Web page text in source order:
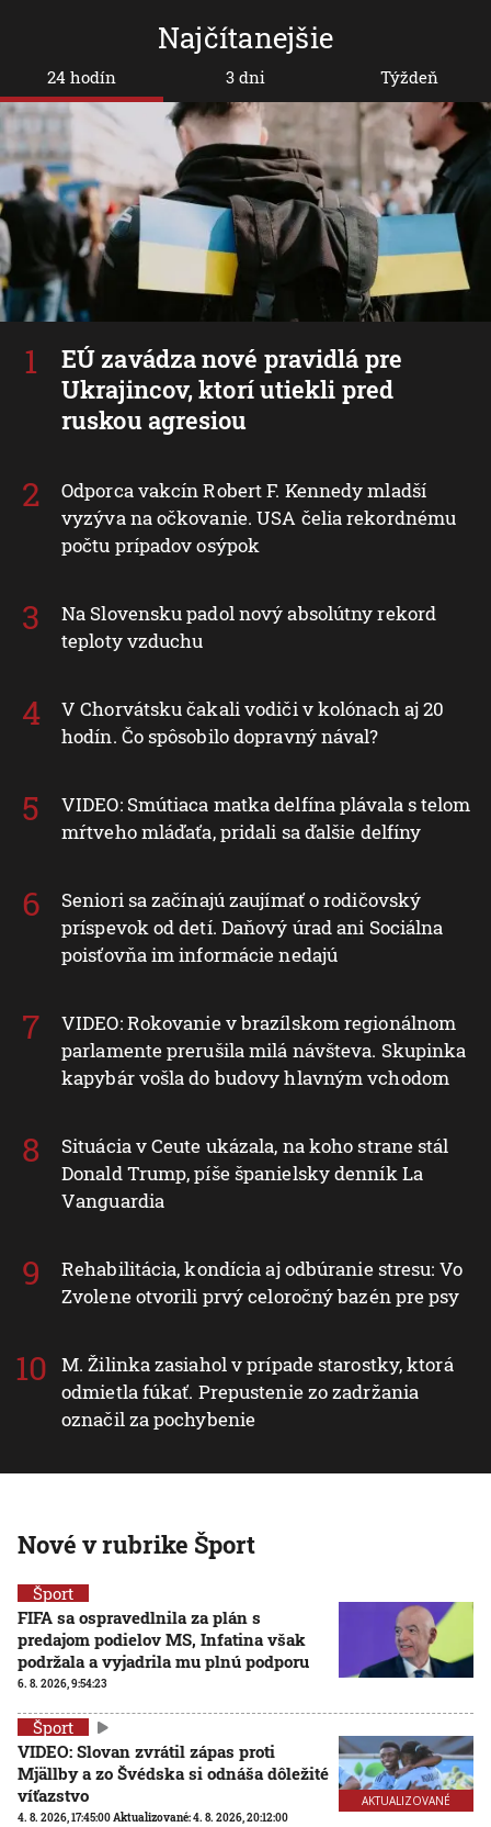
Najčítanejšie
24 hodín
EÚ zavádza nové pravidlá pre
Ukrajincov, ktorí utiekli pred
ruskou agresiou
Odporca vakcín Robert F. Kennedy mladší
vyzýva na očkovanie. USA čelia rekordnému
počtu prípadov osýpok
Na Slovensku padol nový absolútny rekord
teploty vzduchu
V Chorvátsku čakali vodiči v kolónach aj 20
hodín. Čo spôsobilo dopravný nával?
VIDEO: Smútiaca matka delfína plávala s telom
mŕtveho mláďaťa, pridali sa ďalšie delfíny
Seniori sa začínajú zaujímať o rodičovský
príspevok od detí. Daňový úrad ani Sociálna
poisťovňa im informácie nedajú
VIDEO: Rokovanie v brazílskom regionálnom
parlamente prerušila milá návšteva. Skupinka
kapybár vošla do budovy hlavným vchodom
Situácia v Ceute ukázala, na koho strane stál
Donald Trump, píše španielsky denník La
Vanguardia
Rehabilitácia, kondícia aj odbúranie stresu: Vo
Zvolene otvorili prvý celoročný bazén pre psy
M. Žilinka zasiahol v prípade starostky, ktorá
odmietla fúkať. Prepustenie zo zadržania
označil za pochybenie
3 dni Týždeň
Nové v rubrike Šport
Šport
FIFA sa ospravedlnila za plán s
predajom podielov MS, Infatina však
podržala a vyjadrila mu plnú podporu
6. 8. 2026, 9:54:23
AKTUALIZOVANÉ
Šport
VIDEO: Slovan zvrátil zápas proti
Mjällby a zo Švédska si odnáša dôležité
víťazstvo
4. 8. 2026, 17:45:00Aktualizované:4. 8. 2026, 20:12:00